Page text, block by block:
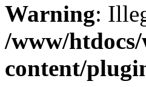
Warning:
/www/
content/